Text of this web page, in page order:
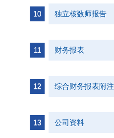
独立核数师报告
财务报表
综合财务报表附注
公司资料